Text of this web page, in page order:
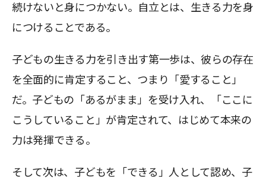
続けないと身につかない。自立とは、生きる力を身
につけることである。
子どもの生きる力を引き出す第一歩は、彼らの存在
を全面的に肯定すること、つまり「愛すること」
だ。子どもの「あるがまま」を受け入れ、「ここに
こうしていること」が肯定されて、はじめて本来の
力は発揮できる。
そして次は、子どもを「できる」人として認め、子